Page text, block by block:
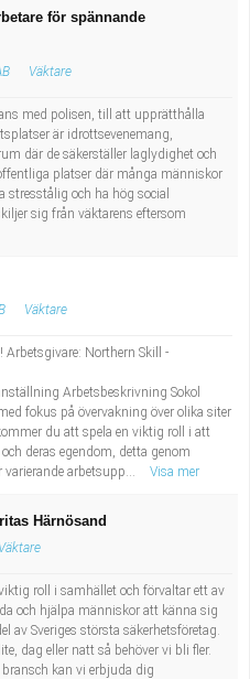
för spännande
Väktare
med polisen, till att upprätthålla
är idrottsevenemang,
där de säkerställer laglydighet och
platser där många människor
stresstålig och ha hög social
sig från väktarens eftersom
Väktare
Arbetsgivare: Northern Skill -
Arbetsbeskrivning Sokol
fokus på övervakning över olika siter
du att spela en viktig roll i att
deras egendom, detta genom
arbetsupp...
Visa mer
Härnösand
Väktare
roll i samhället och förvaltar ett av
och hjälpa människor att känna sig
av Sveriges största säkerhetsföretag.
dag eller natt så behöver vi bli fler.
kan vi erbjuda dig